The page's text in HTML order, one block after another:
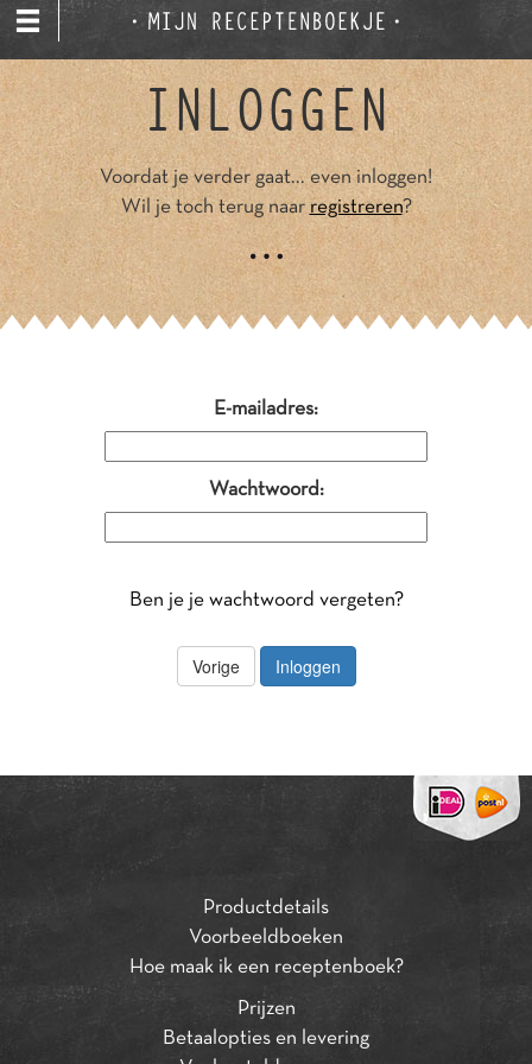
INLOGGEN
Voordat je verder gaat... even inloggen!
Wil je toch terug naar registreren?
E-mailadres:
Wachtwoord:
Ben je je wachtwoord vergeten?
Productdetails
Voorbeeldboeken
Hoe maak ik een receptenboek?
Prijzen
Betaalopties en levering